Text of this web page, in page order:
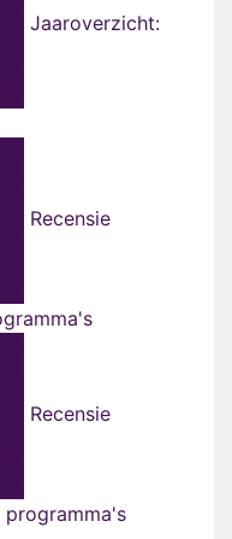
Jaaroverzicht:
Recensie
Recensie